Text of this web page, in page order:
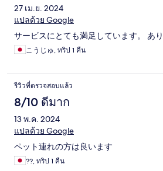
27 เม.ย. 2024
แปลด้วย Google
サービスにとても満足しています。 あ
こうじゅ, ทริป 1 คืน
รีวิวที่ตรวจสอบแล้ว
8/10 ดีมาก
13 พ.ค. 2024
แปลด้วย Google
ペット連れの方は良います
??, ทริป 1 คืน